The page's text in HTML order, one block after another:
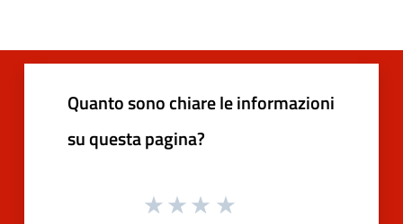
Quanto sono chiare le informazioni
su questa pagina?